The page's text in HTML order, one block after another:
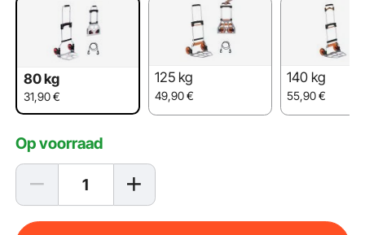
80 kg
31,90€
125 kg
49,90€
140 kg
55,90€
Op voorraad